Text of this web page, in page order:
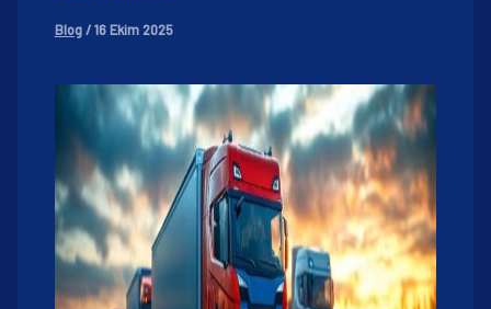
Blog/16 Ekim 2025